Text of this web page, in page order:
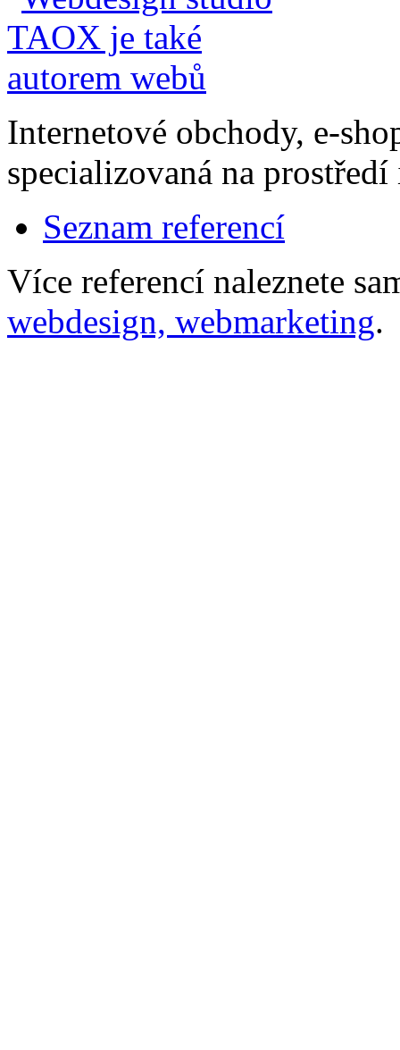
Internetové obchody, e-
specializovaná na
Seznam referencí
Více referencí naleznete
webdesign, webmarketing.